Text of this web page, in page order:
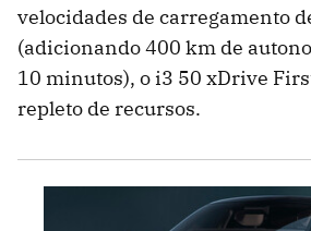
velocidades de carregamento
(adicionando 400 km de
10 minutos), o i3 50 xDrive
repleto de recursos.